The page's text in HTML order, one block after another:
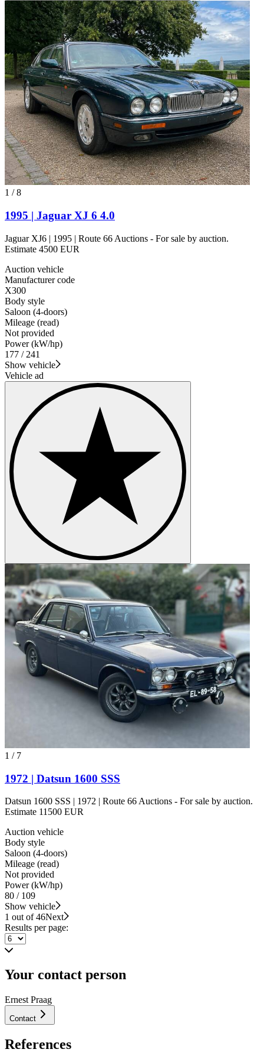
1 /8
1995 | Jaguar XJ 6 4.0
Jaguar XJ6 | 1995 | Route 66 Auctions - For sale by auction.
Estimate 4500 EUR
Auction vehicle
Manufacturer code
X300
Body style
Saloon (4-doors)
Mileage (read)
Not provided
Power (kW/hp)
177 / 241
Show vehicle
Vehicle ad
1 / 7
1972 | Datsun 1600 SSS
Datsun 1600 SSS | 1972 | Route 66 Auctions - For sale by auction.
Estimate 11500 EUR
Auction vehicle
Body style
Saloon (4-doors)
Mileage (read)
Not provided
Power (kW/hp)
80 / 109
Show vehicle
1 out of 46Next
Results per page:
Your contact person
Ernest Praag
Contact
References